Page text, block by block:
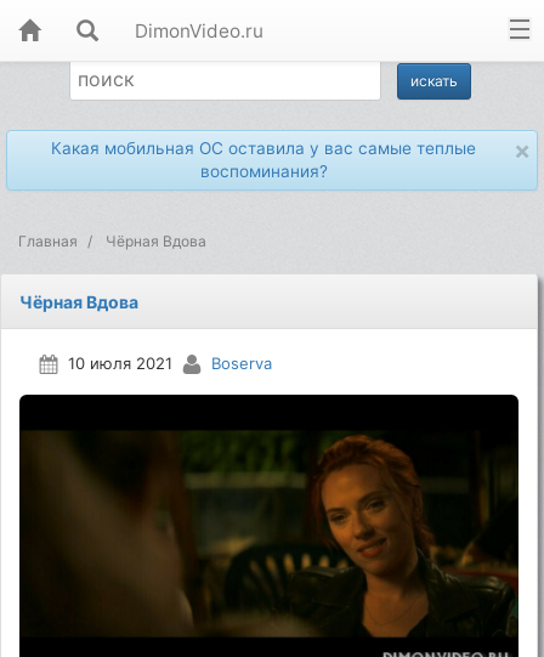
DimonVideo.ru
×
Какая мобильная ОС оставила у вас самые теплые
воспоминания?
Главная Чёрная Вдова
Чёрная Вдова
10 июля 2021 Boserva